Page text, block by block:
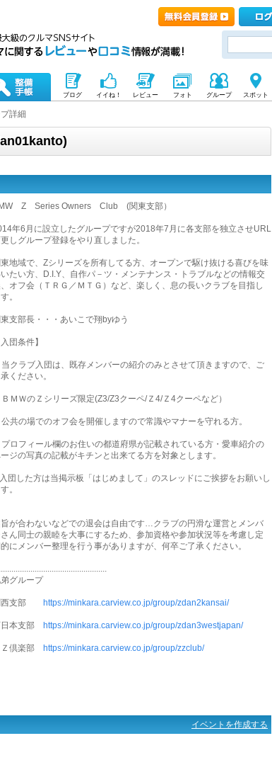
ブログ イイね！ レビュー フォト グループ スポット
詳細
Z Series Owners Club (関東支部）
年6月に設立したグループですが2018年7月に各支部を独立させURL
しグループ登録をやり直しました。
地域で、Zシリーズを所有してる方、オープンで駆け抜ける喜びを味
たい方、D.I.Y、自作パ－ツ・メンテナンス・トラブルなどの情報交
オフ会（ＴＲＧ／ＭＴＧ）など、楽しく、息の長いクラブを目指し
。
支部長・・・あいこで翔byゆう
入団条件】
当クラブ入団は、既存メンバーの紹介のみとさせて頂きますので、ご
ください。
ＭＷのＺシリーズ限定(Z3/Z3クーペ/Ｚ4/Ｚ4クーペなど）
共の場でのオフ会を開催しますので常識やマナーを守れる方。
プロフィール欄のお住いの都道府県が記載されている方・愛車紹介の
ジの写真の記載がキチンと出来てる方を対象とします。
団した方は当掲示板「はじめまして」のスレッドにご挨拶をお願いし
。
旨が合わないなどでの退会は自由です…クラブの円滑な運営とメンバ
ん同士の親睦を大事にするため、参加資格や参加状況等を考慮し定
にメンバー整理を行う事がありますが、何卒ご了承ください。
弟グループ
西支部 https://minkara.carview.co.jp/group/zdan2kansai/
本支部 https://minkara.carview.co.jp/group/zdan3westjapan/
Ｚ倶楽部 https://minkara.carview.co.jp/group/zzclub/
イベントを作成する